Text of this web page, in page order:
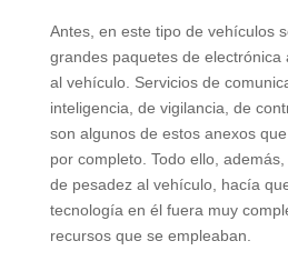
Antes, en este tipo de vehículos
grandes paquetes de electrónica
al vehículo. Servicios de
inteligencia, de vigilancia, de
son algunos de estos anexos
por completo. Todo ello,
de pesadez al vehículo, hacía
tecnología en él fuera muy
recursos que se empleaban.